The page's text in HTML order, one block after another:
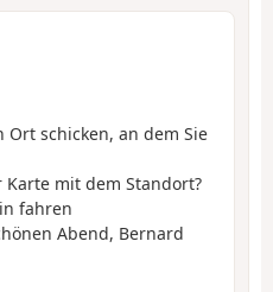
schicken, an dem Sie
mit dem Standort?
fahren
Abend, Bernard